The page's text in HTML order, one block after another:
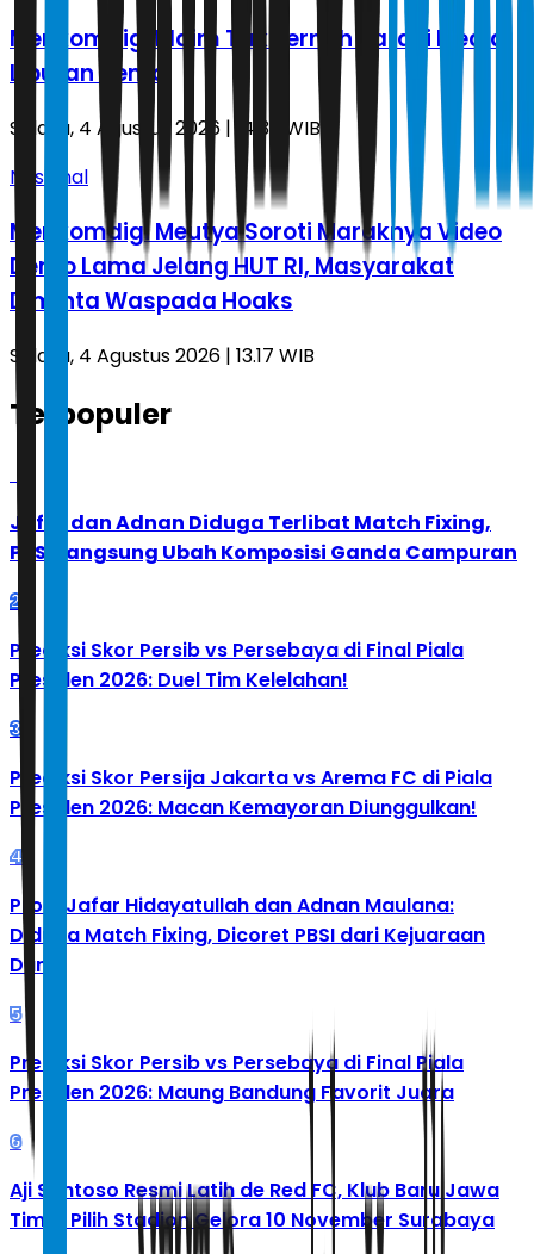
Menkomdigi Klaim Tak Pernah Batasi Media
Liputan Demo
Selasa, 4 Agustus 2026 | 14.32 WIB
Nasional
Menkomdigi Meutya Soroti Maraknya Video
Demo Lama Jelang HUT RI, Masyarakat
Diminta Waspada Hoaks
Selasa, 4 Agustus 2026 | 13.17 WIB
Terpopuler
Jafar dan Adnan Diduga Terlibat Match Fixing,
PBSI Langsung Ubah Komposisi Ganda Campuran
2
Prediksi Skor Persib vs Persebaya di Final Piala
Presiden 2026: Duel Tim Kelelahan!
3
Prediksi Skor Persija Jakarta vs Arema FC di Piala
Presiden 2026: Macan Kemayoran Diunggulkan!
4
Profil Jafar Hidayatullah dan Adnan Maulana:
Diduga Match Fixing, Dicoret PBSI dari Kejuaraan
Dunia
5
Prediksi Skor Persib vs Persebaya di Final Piala
Presiden 2026: Maung Bandung Favorit Juara
6
Aji Santoso Resmi Latih de Red FC, Klub Baru Jawa
Timur Pilih Stadion Gelora 10 November Surabaya